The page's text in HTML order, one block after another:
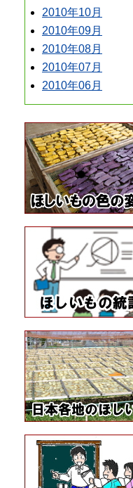
2010年10月
2010年09月
2010年08月
2010年07月
2010年06月